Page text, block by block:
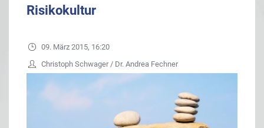
Risikokultur
09. März 2015, 16:20
Christoph Schwager / Dr. Andrea Fechner